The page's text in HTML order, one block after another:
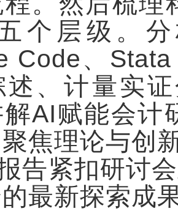
个层级。
Code、
述、计量实
解AI赋能会计
焦理论与创
告紧扣研讨
最新探索成